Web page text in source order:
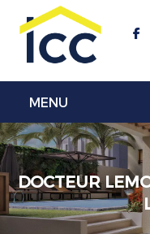
DOCTEUR